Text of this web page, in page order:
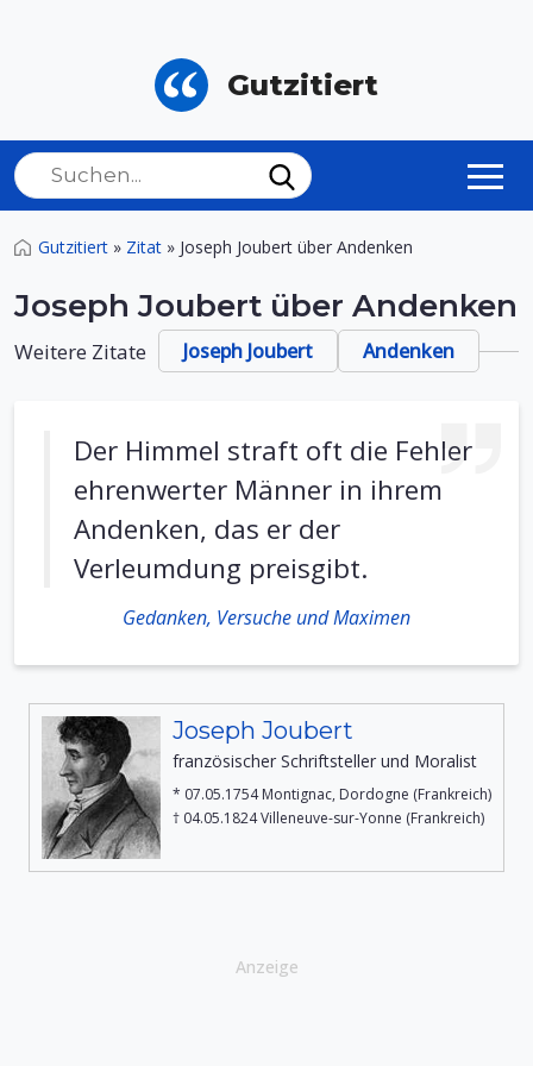
Gutzitiert
Gutzitiert » Zitat » Joseph Joubert über Andenken
Joseph Joubert über Andenken
Weitere Zitate Joseph Joubert Andenken
Der Himmel straft oft die Fehler
ehrenwerter Männer in ihrem
Andenken, das er der
Verleumdung preisgibt.
Gedanken, Versuche und Maximen
Joseph Joubert
französischer Schriftsteller und Moralist
* 07.05.1754 Montignac, Dordogne (Frankreich)
† 04.05.1824 Villeneuve-sur-Yonne (Frankreich)
Anzeige